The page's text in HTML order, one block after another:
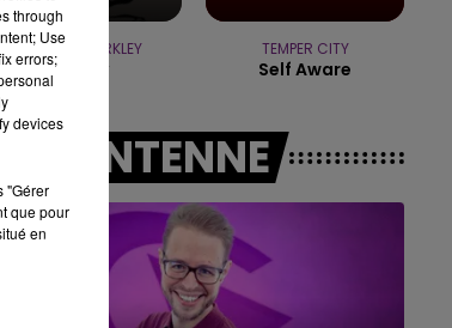
GNARLS BARKLEY TEMPER CITY
Self Aware
A L'ANTENNE
through
Use
errors;
devices
"Gérer
que pour
en